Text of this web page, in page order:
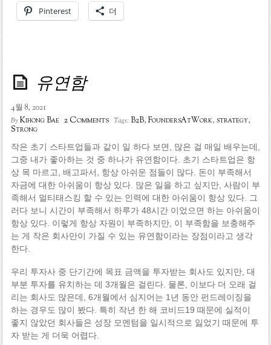
Pinterest 더
유연함
4월 8, 2021
ByKihong Bae 2 Comments Tags: B2B, FoundersAtWork, strategy,
Strong
작은 초기 스타트업들과 같이 일 하다 보면, 많은 걸 매일 배우는데,
그중 내가 좋아하는 것 중 하나가 유연함이다. 초기 스타트업은 항
상 목 마르고, 배고파서, 항상 아쉬운 점들이 많다. 돈이 부족해서
자금에 대한 아쉬움이 항상 있다. 많은 일을 하고 싶지만, 사람이 부
족해서 멀티태스킹 할 수 있는 인력에 대한 아쉬움이 항상 있다. 그
러다 보니 시간이 부족해서 하루가 48시간 이었으면 하는 아쉬움이
항상 있다. 이렇게 항상 자원이 부족하지만, 이 부족함을 보충해주
는 게 작은 회사만이 가질 수 있는 유연함이라는 장점이라고 생각
한다.
우리 투자사 중 단기간에 목표 금액을 투자받는 회사도 있지만, 대
부분 투자를 유치하는 데 3개월은 걸린다. 물론, 이보다 더 오래 걸
리는 회사도 많은데, 6개월에서 심지어는 1년 동안 펀드레이징을
하는 경우도 많이 봤다. 특히 작년 한 해 코비드19 때문에 실적이
좋지 않았던 회사들은 성장 모멘텀을 일시적으로 잃었기 때문에 투
자 받는 게 더욱 어렵다.